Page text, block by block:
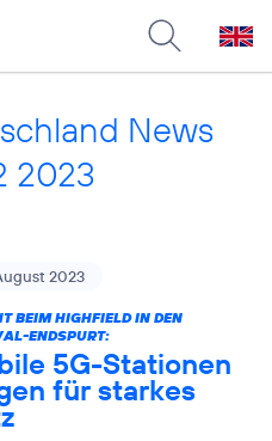
News
2023
2023
BEIM HIGHFIELD IN DEN
ENDSPURT:
5G-Stationen
für starkes